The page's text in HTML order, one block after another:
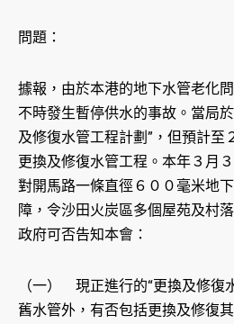
問題：
據報，由於本港的地下水管老化
不時發生暫停供水的事故。當局
及修復水管工程計劃”，但預計至
更換及修復水管工程。本年３月
對開馬路一條直徑６００毫米地
障，令沙田火炭區多個屋苑及村
政府可否告知本會：
（一） 現正進行的“更換及修復
舊水管外，有否包括更換及修復